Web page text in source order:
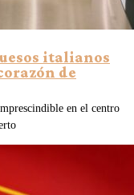
italianos
de
en el centro